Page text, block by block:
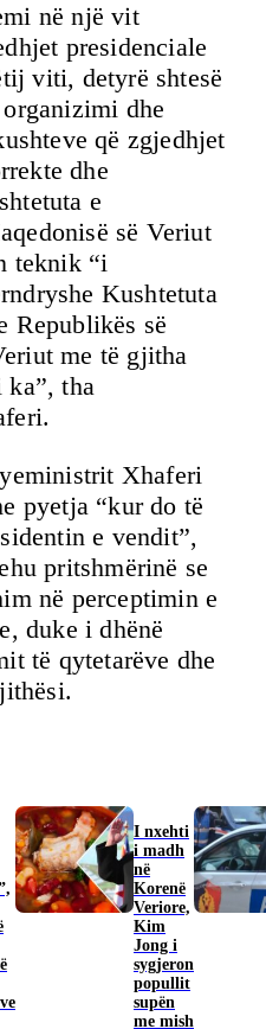
në një vit
presidenciale
viti, detyrë shtesë
dhe
që zgjedhjet
dhe
e
së Veriut
teknik “i
Kushtetuta
Republikës së
me të gjitha
ka”, tha
Xhaferi
pyetja “kur do të
e vendit”,
pritshmërinë se
në perceptimin e
duke i dhënë
të qytetarëve dhe
I nxehti
i madh
në
Korenë
Veriore,
Kim
Jong i
sygjeron
popullit
supën
me mish